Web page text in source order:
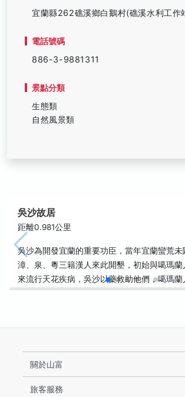
宜蘭縣262礁溪鄉白鵝村(礁溪水利工作
電話號碼
886-3-9881311
景點分類
生態類
自然風景類
吳沙故居
距離0.981公里
吳沙為開發宜蘭的重要功臣，當年宜蘭蠻荒
漳、泉、粵三籍漢人來此開墾，初始與噶瑪蘭
來流行天花疾病，吳沙以藥救助他們，噶瑪
關於山富
旅客服務